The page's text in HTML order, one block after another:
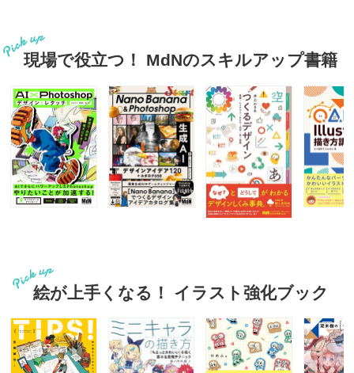
現場で役立つ！ MdNのスキルアップ書籍
絵が上手くなる！ イラスト強化ブック